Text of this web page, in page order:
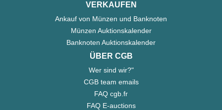
VERKAUFEN
Ankauf von Münzen und Banknoten
Münzen Auktionskalender
Banknoten Auktionskalender
ÜBER CGB
Wer sind wir?"
CGB team emails
FAQ cgb.fr
FAQ E-auctions